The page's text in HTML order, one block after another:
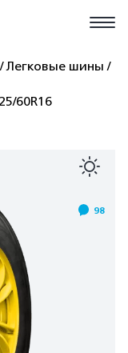
Легковые шины
60R16
98